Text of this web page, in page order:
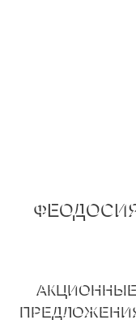
АКЦИОННЫЕ